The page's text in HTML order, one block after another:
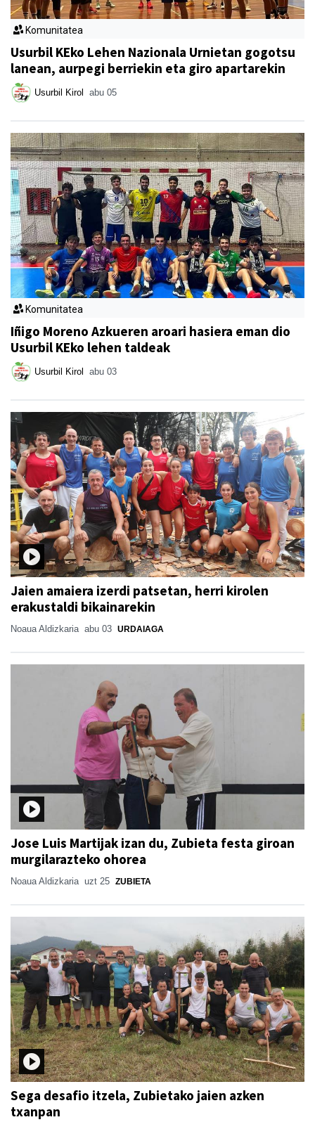
Komunitatea
Usurbil KEko Lehen Nazionala Urnietan gogotsu
lanean, aurpegi berriekin eta giro apartarekin
Usurbil Kirol abu 05
Komunitatea
Iñigo Moreno Azkueren aroari hasiera eman dio
Usurbil KEko lehen taldeak
Usurbil Kirol abu 03
Jaien amaiera izerdi patsetan, herri kirolen
erakustaldi bikainarekin
Noaua Aldizkaria abu 03 URDAIAGA
Jose Luis Martijak izan du, Zubieta festa giroan
murgilarazteko ohorea
Noaua Aldizkaria uzt 25 ZUBIETA
Sega desafio itzela, Zubietako jaien azken
txanpan